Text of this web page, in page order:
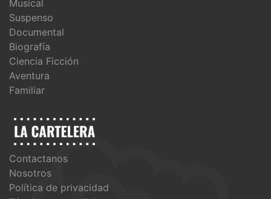
Musical
Suspenso
Documental
Biografía
Ciencia Ficción
Aventura
Familiar
Contactanos
Nosotros
Política de privacidad